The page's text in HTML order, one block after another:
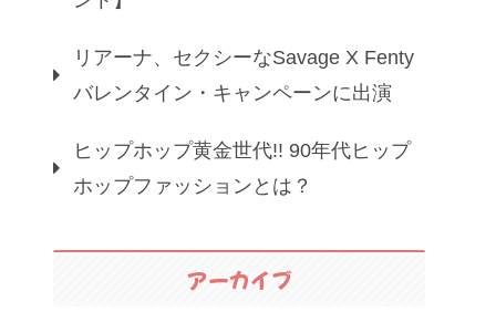
リアーナ、セクシーなSavage X Fenty
バレンタイン・キャンペーンに出演
ヒップホップ黄金世代!! 90年代ヒップ
ホップファッションとは？
アーカイブ